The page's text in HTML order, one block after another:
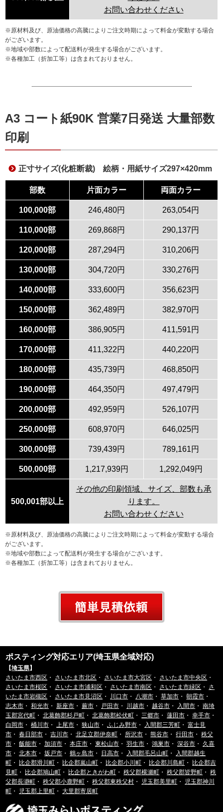
お問い合わせください
※原材料及び、原油価格の高騰によりご注文時期によって料金が変動する場合
がございます。
※地域や部数によって配送料が発生する場合がございます。
※各種加工（折加工等）は含まれておりません。
A3 コート紙90K 営業7日発送 大量部数
印刷
正寸サイズ(化粧断裁) 絵柄・用紙サイズ297×420mm
部数 片面カラー 両面カラー
100,000部 246,480円 263,054円
110,000部 269,868円 290,137円
120,000部 287,294円 310,206円
130,000部 304,720円 330,276円
140,000部 333,600円 356,623円
150,000部 362,489円 382,970円
160,000部 386,905円 411,591円
170,000部 411,322円 440,220円
180,000部 435,739円 468,850円
190,000部 464,350円 497,479円
200,000部 492,959円 526,107円
250,000部 608,970円 646,025円
300,000部 739,439円 789,161円
500,000部 1,217,939円 1,292,049円
500,001部以上
その他の印刷領域、サイズ、部数も承
ります。
お問い合わせください
※原材料及び、原油価格の高騰によりご注文時期によって料金が変動する場合
がございます。
※地域や部数によって配送料が発生する場合がございます。
※各種加工（折加工等）は含まれておりません。
ポスティング対応エリア(埼玉県全域対応)
【埼玉県】
さいたま市西区 ・ さいたま市北区 ・ さいたま市大宮区 ・ さいたま市中央区 ・
さいたま市桜区 ・ さいたま市浦和区 ・ さいたま市南区 ・ さいたま市緑区 ・ さ
いたま市岩槻区 ・ さいたま市見沼区 ・ 川口市 ・ 八潮市 ・草加市 ・朝霞市 ・
志木市 ・和光市 ・新座市 ・蕨市 ・ 戸田市 ・ 川越市 ・ 越谷市 ・ 入間市 ・南埼
玉郡宮代町 ・北葛飾郡杉戸町 ・北葛飾郡松伏町 ・ 三郷市 ・蓮田市 ・幸手市 ・
白岡市 ・桶川市 ・ 上尾市 ・狭山市 ・ふじみ野市 ・ 入間郡三芳町 ・富士見
市 ・春日部市 ・吉川市 ・北足立郡伊奈町 ・ 所沢市 ・熊谷市 ・行田市 ・秩父
市 ・飯能市 ・加須市 ・本庄市 ・東松山市 ・羽生市 ・鴻巣市 ・深谷市 ・ 久喜
市 ・北本市 ・坂戸市 ・鶴ヶ島市 ・ 日高市 ・ 入間郡毛呂山町 ・
入間郡越生
町 ・ 比企郡滑川町 ・ 比企郡嵐山町 ・ 比企郡小川町 ・ 比企郡川島町 ・ 比企郡吉
見町 ・ 比企郡鳩山町 ・ 比企郡ときがわ町 ・秩父郡横瀬町 ・秩父郡皆野町 ・秩
父郡長瀞町 ・秩父郡小鹿野町 ・秩父郡東秩父村 ・ 児玉郡美里町 ・
児玉郡神川
町 ・ 児玉郡上里町 ・大里郡寄居町